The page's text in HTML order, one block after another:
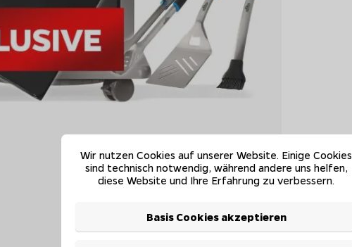
Wir nutzen Cookies auf unserer Website. Einige Cookies
sind technisch notwendig, während andere uns helfen,
diese Website und Ihre Erfahrung zu verbessern.
Basis Cookies akzeptieren